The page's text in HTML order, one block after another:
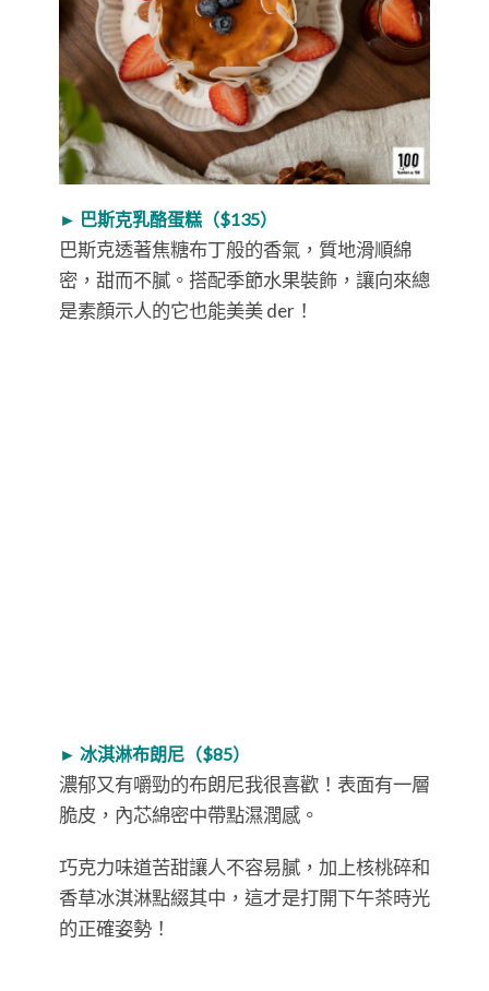
► 巴斯克乳酪蛋糕（$135）
巴斯克透著焦糖布丁般的香氣，質地滑順綿
密，甜而不膩。搭配季節水果裝飾，讓向來總
是素顏示人的它也能美美 der！
► 冰淇淋布朗尼（$85）
濃郁又有嚼勁的布朗尼我很喜歡！表面有一層
脆皮，內芯綿密中帶點濕潤感。
巧克力味道苦甜讓人不容易膩，加上核桃碎和
香草冰淇淋點綴其中，這才是打開下午茶時光
的正確姿勢！